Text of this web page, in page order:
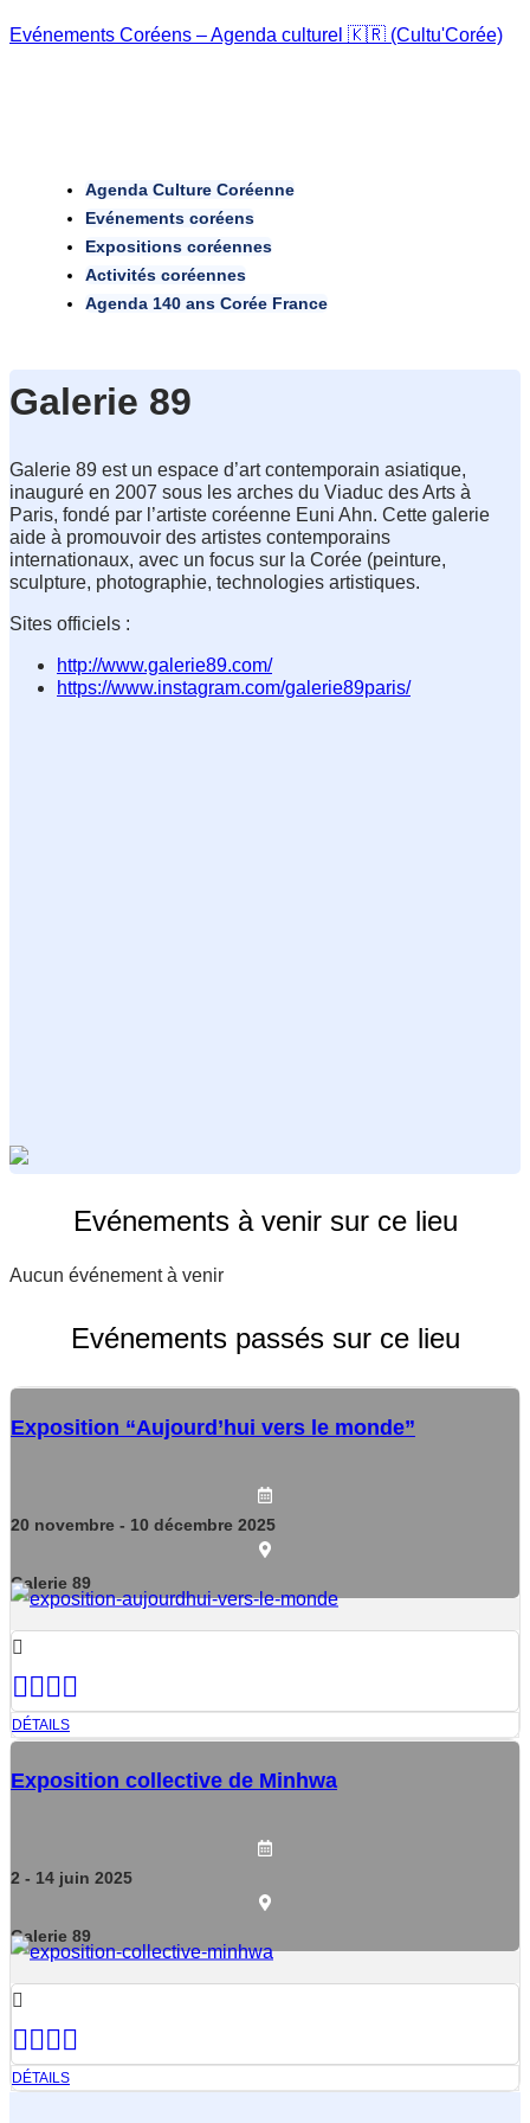
Evénements Coréens – Agenda culturel 🇰🇷 (Cultu'Corée)
Agenda Culture Coréenne
Evénements coréens
Expositions coréennes
Activités coréennes
Agenda 140 ans Corée France
Galerie 89
Galerie 89 est un espace d’art contemporain asiatique,
inauguré en 2007 sous les arches du Viaduc des Arts à
Paris, fondé par l’artiste coréenne Euni Ahn. Cette galerie
aide à promouvoir des artistes contemporains
internationaux, avec un focus sur la Corée (peinture,
Sites officiels :
http://www.galerie89.com/
https://www.instagram.com/galerie89paris/
Evénements à venir sur ce lieu
Aucun événement à venir
Evénements passés sur ce lieu
Exposition “Aujourd’hui vers le monde”
20 novembre - 10 décembre 2025
Galerie 89
DÉTAILS
Exposition collective de Minhwa
2 - 14 juin 2025
Galerie 89
DÉTAILS